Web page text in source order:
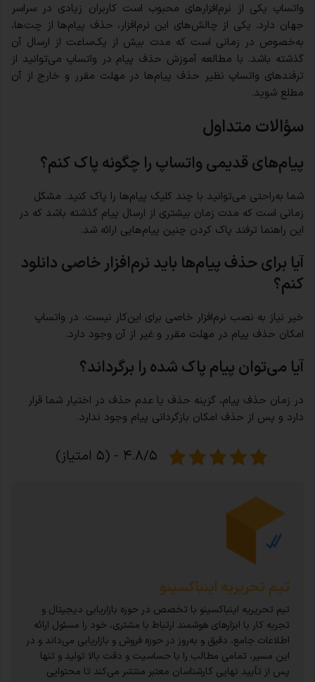
واتساپ یکی از نرم‌افزارهای محبوب است کاربران زیادی در سراسر
جهان دارد. یکی از چالش‌های این نرم‌افزار، حذف پیام‌ها از چت‌ها،
به‌خصوص در زمانی است که مدت بیش از یک‌ساعت از ارسال آن
گذشته باشد. با مطالعه آموزش حذف پیام در واتساپ می‌توانید از
ترفندهای واتساپ نظیر حذف پیام‌ها در مهلت مقرر و خارج از آن
مطلع شوید.
سؤالات متداول
پیام‌های قدیمی واتساپ را چگونه پاک کنم؟
شما به‌راحتی می‌توانید با چند کلیک پیام‌ها را پاک کنید. مشکل
زمانی است که مدت زمان بیشتری از ارسال پیام گذشته باشد که در
این راهنما ترفند پاک کردن چنین پیام‌هایی ارائه شد.
آیا برای حذف پیام‌ها باید نرم‌افزار خاصی دانلود
کنم؟
خیر نیاز به نصب نرم‌افزار خاصی برای این‌کار نیست. در واتساپ
امکان حذف پیام در مهلت مقرر و غیر از آن وجود دارد.
آیا می‌توان پیام پاک شده را برگرداند؟
در زمان حذف پیام، گزینه حذف یا عدم حذف در اختیار شما قرار
دارد و پس از حذف امکان بازگردانی پیام وجود ندارد.
۴.۸/۵ - (۵ امتیاز)
تیم تحریریه اینباکسینو
تیم تحریریه اینباکسینو با تخصص در حوزه بازاریابی دیجیتال و
تجربه کار با ابزارهای هوشمند ارتباط با مشتری، خود را مسئول ارائه
اطلاعات جامع، دقیق و به‌روز در حوزه فروش و بازاریابی می‌داند و در
این مسیر، تمامی مطالب را با حساسیت و دقت بالا تولید و تنها
پس از تأیید نهایی کارشناسان معتبر منتشر می‌کند تا محتوایی